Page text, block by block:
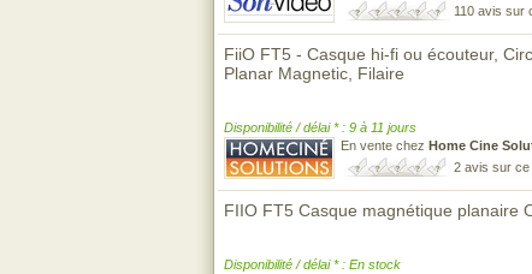
110 avis sur
FiiO FT5 - Casque hi-fi ou écouteur,
Planar Magnetic, Filaire
Disponibilité / délai * : 9 à 11 jours
En vente chez Home Cine
2 avis sur
FIIO FT5 Casque magnétique planaire
Disponibilité / délai * : En stock